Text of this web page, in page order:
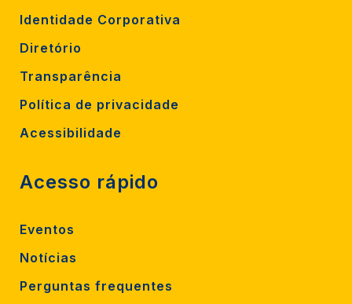
Identidade Corporativa
Diretório
Transparência
Política de privacidade
Acessibilidade
Acesso rápido
Eventos
Notícias
Perguntas frequentes